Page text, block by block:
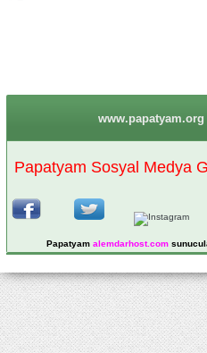
www.papatyam.org
Papatyam Sosyal Medya
Papatyam alemdarhost.com